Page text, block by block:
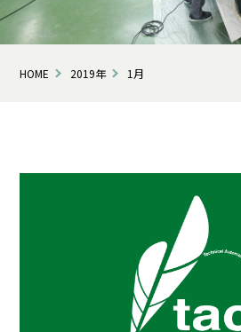
HOME 2019年 1月